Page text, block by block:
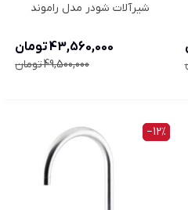
شیرآلات شودر مدل راموند
43,560,000 تومان
49,500,000 تومان
‎−12%